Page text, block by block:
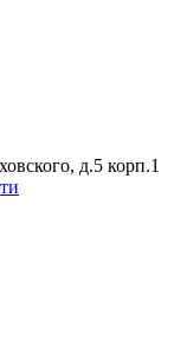
д.5 корп.1